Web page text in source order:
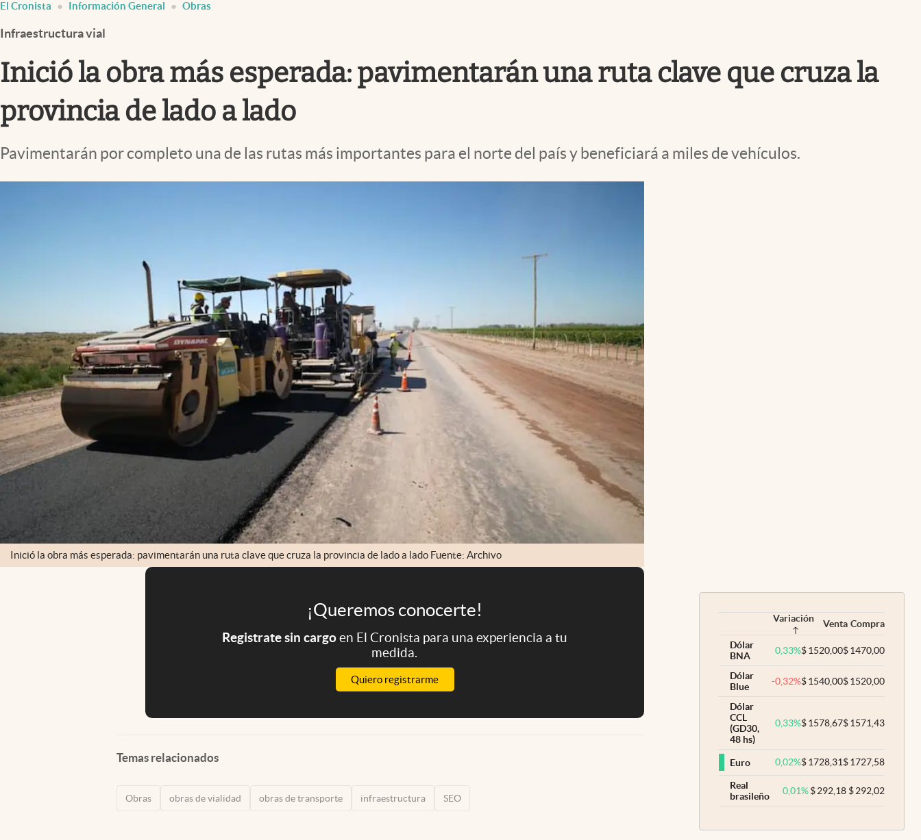
Infotechnology
Clase
Clima
Mundial 2026
Eventos Corporativos
El Cronista Información General Obras
Infraestructura vial
Inició la obra más esperada: pavimentarán una ruta clave que cruza la
provincia de lado a lado
Pavimentarán por completo una de las rutas más importantes para el norte del país y beneficiará a miles de vehículos.
Inició la obra más esperada: pavimentarán una ruta clave que cruza la provincia de lado a lado Fuente: Archivo
¡Queremos conocerte!
Registrate sin cargoen El Cronista para una experiencia a tu
medida.
Quiero registrarme
Temas relacionados
Obras obras de vialidad obras de transporte infraestructura SEO
Variación Venta Compra
Dólar
BNA
0,33%$1520,00$1470,00
Dólar
Blue
-0,32%$1540,00$1520,00
Dólar
CCL
(GD30,
48 hs)
0,33%$1578,67$1571,43
Euro 0,02%$1728,31$1727,58
Real
brasileño
0,01% $292,18 $292,02